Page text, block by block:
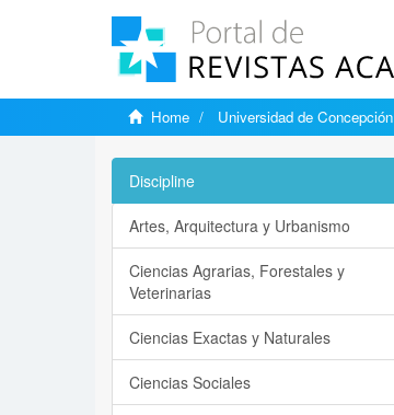
Home Universidad de Concepción
Discipline
Artes, Arquitectura y Urbanismo
Ciencias Agrarias, Forestales y
Veterinarias
Ciencias Exactas y Naturales
Ciencias Sociales